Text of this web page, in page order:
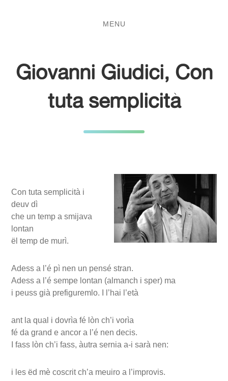
MENU
Giovanni Giudici, Con
tuta semplicità
Con tuta semplicità i
deuv dì
che un temp a smijava
lontan
ël temp de murì.
Adess a l’é pì nen un pensé stran.
Adess a l’é sempe lontan (almanch i sper) ma
i peuss già prefiguremlo. I l’hai l’età
ant la qual i dovrìa fé lòn ch’i vorìa
fé da grand e ancor a l’é nen decis.
I fass lòn ch’i fass, àutra sernia a-i sarà nen:
i les ëd mè coscrit ch’a meuiro a l’improvis.